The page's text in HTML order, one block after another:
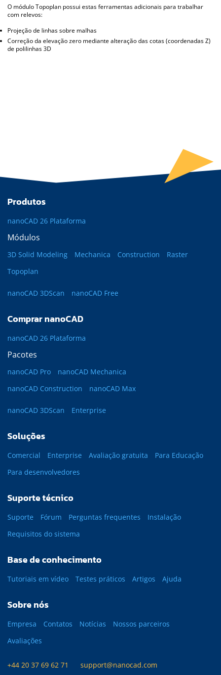
O módulo Topoplan possui estas ferramentas adicionais para trabalhar
com relevos:
Projeção de linhas sobre malhas
Correção da elevação zero mediante alteração das cotas (coordenadas Z)
de polilinhas 3D
Produtos
nanoCAD 26 Plataforma
Módulos
3D Solid Modeling Mechanica Construction
Raster
Topoplan
nanoCAD 3DScan nanoCAD Free
Comprar nanoCAD
nanoCAD 26 Plataforma
Pacotes
nanoCAD Pro
nanoCAD Mechanica
nanoCAD Construction
nanoCAD Max
nanoCAD 3DScan Enterprise
Soluções
Comercial Enterprise Avaliação gratuita
Para Educação
Para desenvolvedores
Suporte técnico
Suporte Fórum Perguntas frequentes
Instalação
Requisitos do sistema
Base de conhecimento
Tutoriais em vídeo Testes práticos Artigos Ajuda
Sobre nós
Empresa Contatos Notícias
Nossos parceiros
Avaliações
+44 20 37 69 62 71 support@nanocad.com